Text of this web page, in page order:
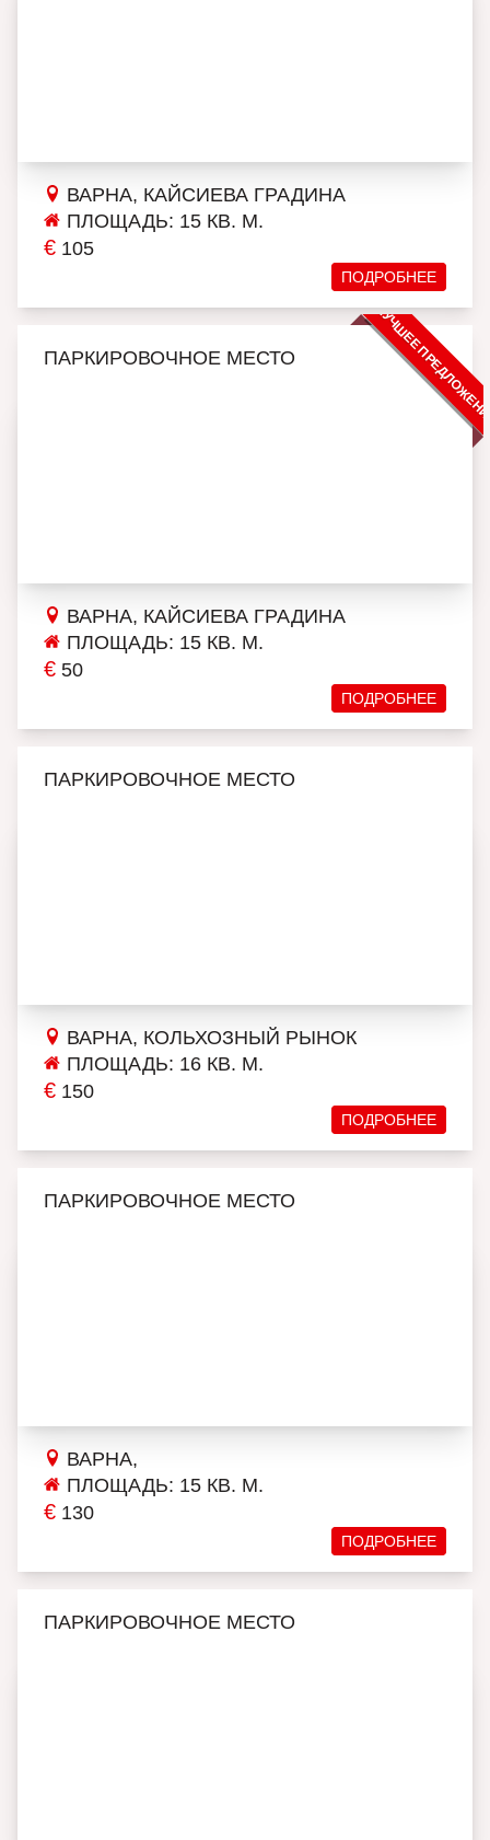
ВАРНА, КАЙСИЕВА ГРАДИНА
ПЛОЩАДЬ: 15 КВ. М.
€ 105
ПОДРОБНЕЕ
ЛУЧШЕЕ
ПАРКИРОВОЧНОЕ МЕСТО
ВАРНА, КАЙСИЕВА ГРАДИНА
ПЛОЩАДЬ: 15 КВ. М.
€ 50
ПОДРОБНЕЕ
ПАРКИРОВОЧНОЕ МЕСТО
ВАРНА, КОЛЬХОЗНЫЙ РЫНОК
ПЛОЩАДЬ: 16 КВ. М.
€ 150
ПОДРОБНЕЕ
ПАРКИРОВОЧНОЕ МЕСТО
ВАРНА,
ПЛОЩАДЬ: 15 КВ. М.
€ 130
ПОДРОБНЕЕ
ПАРКИРОВОЧНОЕ МЕСТО